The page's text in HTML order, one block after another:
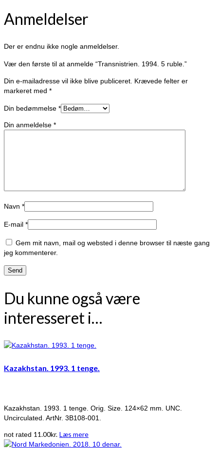
Anmeldelser
Der er endnu ikke nogle anmeldelser.
Vær den første til at anmelde “Transnistrien. 1994. 5 ruble.”
Din e-mailadresse vil ikke blive publiceret. Krævede felter er
markeret med *
Din bedømmelse *
Din anmeldelse *
Navn *
E-mail *
Gem mit navn, mail og websted i denne browser til næste gang
jeg kommenterer.
Du kunne også være
interesseret i…
Kazakhstan. 1993. 1 tenge.
Kazakhstan. 1993. 1 tenge. Orig. Size. 124×62 mm. UNC.
Uncirculated. ArtNr. 3B108-001.
not rated 11.00kr. Læs mere